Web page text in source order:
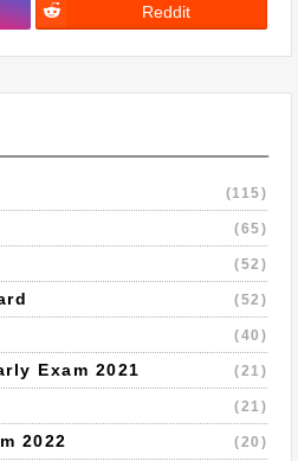
Reddit
(115)
(65)
(52)
(52)
(40)
Exam 2021 (21)
(21)
2022 (20)